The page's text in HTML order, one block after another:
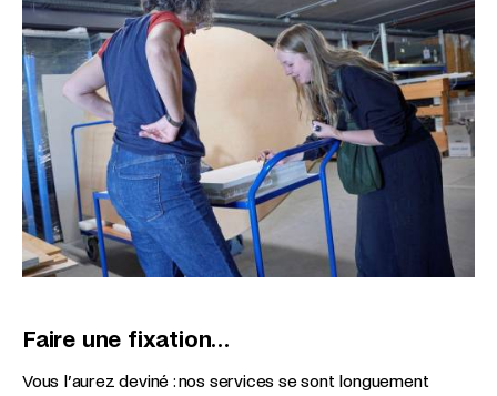
Faire une fixation…
Vous l’aurez deviné : nos services se sont longuement